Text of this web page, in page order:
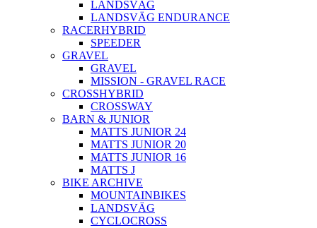
LANDSVÄG
LANDSVÄG ENDURANCE
RACERHYBRID
SPEEDER
GRAVEL
GRAVEL
MISSION - GRAVEL RACE
CROSSHYBRID
CROSSWAY
BARN & JUNIOR
MATTS JUNIOR 24
MATTS JUNIOR 20
MATTS JUNIOR 16
MATTS J
BIKE ARCHIVE
MOUNTAINBIKES
LANDSVÄG
CYCLOCROSS